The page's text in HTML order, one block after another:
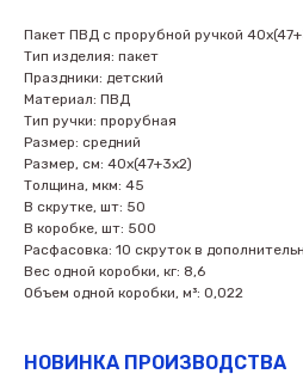
Пакет ПВД с прорубной ручкой
Тип изделия: пакет
Праздники: детский
Материал: ПВД
Тип ручки: прорубная
Размер: средний
Размер, см: 40х(47+3х2)
Толщина, мкм: 45
В скрутке, шт: 50
В коробке, шт: 500
Расфасовка: 10 скруток в
Вес одной коробки, кг: 8,6
Объем одной коробки, м³: 0,022
НОВИНКА ПРОИЗВОДСТВА